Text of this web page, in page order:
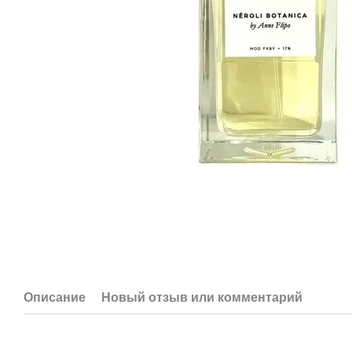
Описание Новый отзыв или комментарий